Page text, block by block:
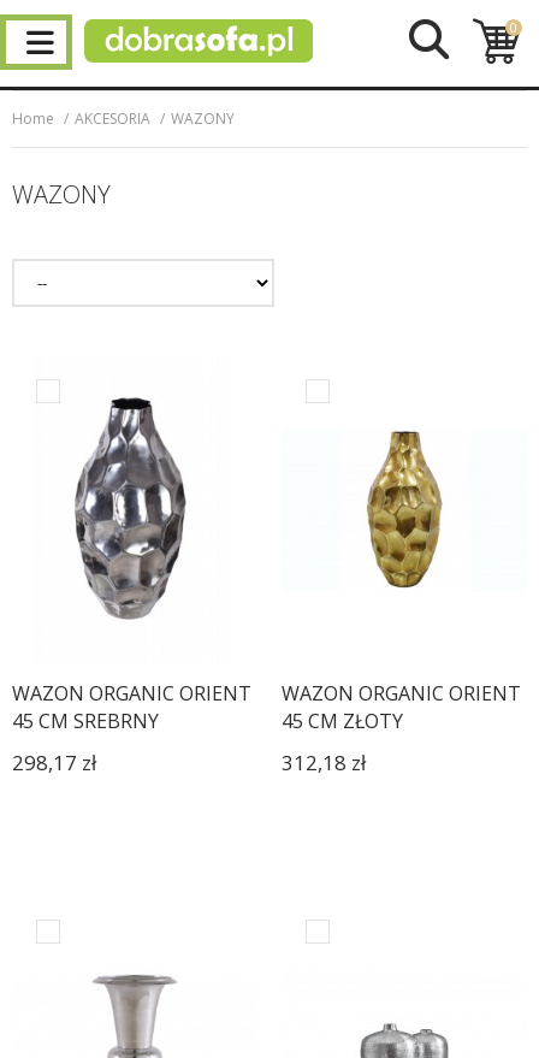
0
Home AKCESORIA WAZONY
WAZONY
WAZON ORGANIC ORIENT
45 CM SREBRNY
298,17 zł
WAZON ORGANIC ORIENT
45 CM ZŁOTY
312,18 zł